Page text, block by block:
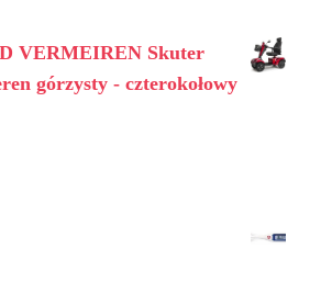
VERMEIREN Skuter
górzysty - czterokołowy